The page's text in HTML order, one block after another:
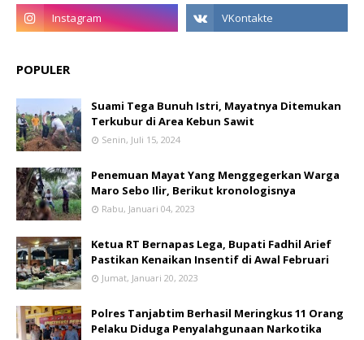
POPULER
Suami Tega Bunuh Istri, Mayatnya Ditemukan
Terkubur di Area Kebun Sawit
Senin, Juli 15, 2024
Penemuan Mayat Yang Menggegerkan Warga
Maro Sebo Ilir, Berikut kronologisnya
Rabu, Januari 04, 2023
Ketua RT Bernapas Lega, Bupati Fadhil Arief
Pastikan Kenaikan Insentif di Awal Februari
Jumat, Januari 20, 2023
Polres Tanjabtim Berhasil Meringkus 11 Orang
Pelaku Diduga Penyalahgunaan Narkotika